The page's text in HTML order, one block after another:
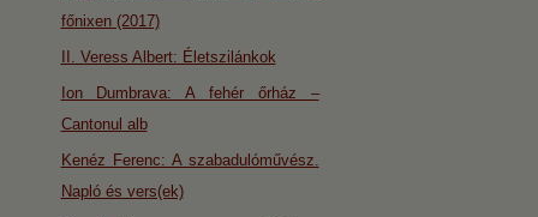
főnixen (2017)
II. Veress Albert: Életszilánkok
Ion Dumbrava: A fehér őrház –
Cantonul alb
Kenéz Ferenc: A szabadulóművész.
Napló és vers(ek)